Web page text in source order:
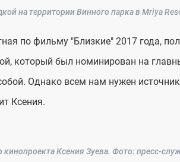
на территории Винного парка в Mriya
по фильму "Близкие" 2017 года,
который был номинирован на
Однако всем нам нужен
Ксения.
кинопроекта Ксения Зуева. Фото: пресс-